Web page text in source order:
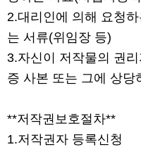
2.대리인에 의해 요청
는 서류(위임장 등)
3.자신이 저작물의 권
증 사본 또는 그에 상당
**저작권보호절차**
1.저작권자 등록신청